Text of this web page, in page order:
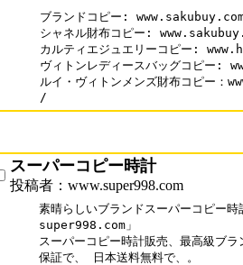
ブランドコピー:
シャネル財布コピー:
カルティエジュエリーコピー:
ヴィトンレディースバッグコピ
ルイ・ヴィトンメンズ財布コピー
/
スーパーコピー時計
投稿者：www.super998.com
素晴らしいブランドスーパーコピー
super998.com」
スーパーコピー時計販売、最高級ブ
保証で、 日本送料無料で、。